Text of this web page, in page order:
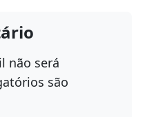
não será
são